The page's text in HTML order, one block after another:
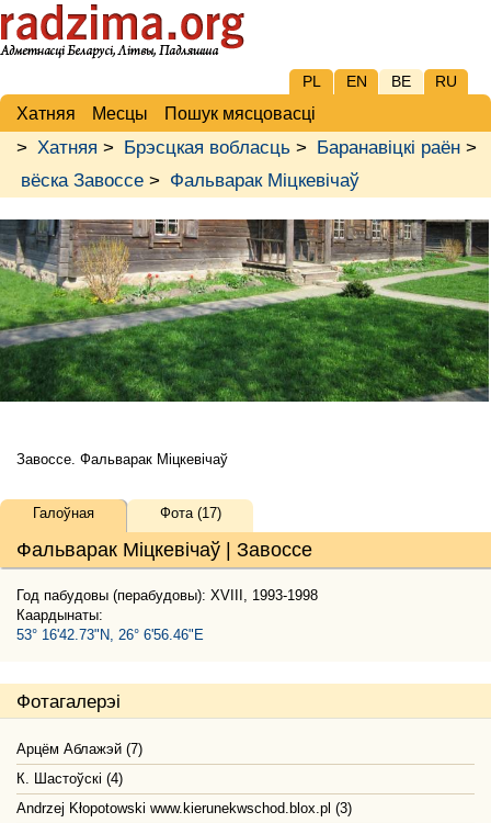
PL EN BE RU
Хатняя Месцы Пошук мясцовасці
> Хатняя > Брэсцкая вобласць > Баранавіцкі раён >
вёска Завоссе > Фальварак Міцкевічаў
Завоссе. Фальварак Міцкевічаў
Фальварак Міцкевічаў | Завоссе
Галоўная Фота (17)
Год пабудовы (перабудовы): XVIII, 1993-1998
Каардынаты:
53° 16'42.73"N, 26° 6'56.46"E
Фотагалерэі
Арцём Аблажэй (7)
К. Шастоўскі (4)
Andrzej Kłopotowski www.kierunekwschod.blox.pl (3)